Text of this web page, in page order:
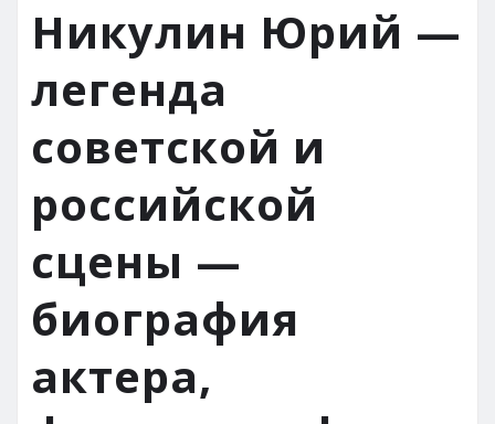
Никулин Юрий —
легенда
советской и
российской
сцены —
биография
актера,